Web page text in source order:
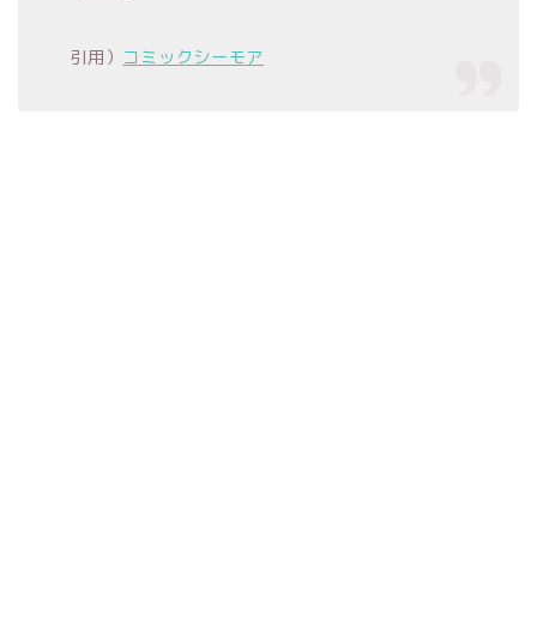
引用） コミックシーモア